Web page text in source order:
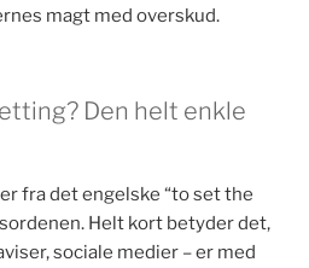
magt med overskud.
Den helt enkle
fra det engelske “to set the
Helt kort betyder det,
sociale medier – er med